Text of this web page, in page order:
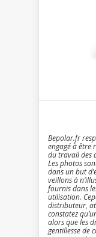
Bepolar.fr
engagé à être
du travail des
Les photos
dans un but
veillons à
fournis dans
utilisation.
distributeur,
constatez
alors que les
gentillesse de